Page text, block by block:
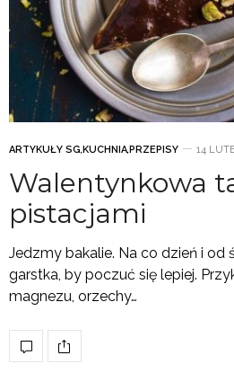
ARTYKUŁY SG,KUCHNIA,PRZEPISY 14
Walentynkowa
pistacjami
Jedzmy bakalie. Na co dzień i od
garstka, by poczuć się lepiej.
magnezu, orzechy…